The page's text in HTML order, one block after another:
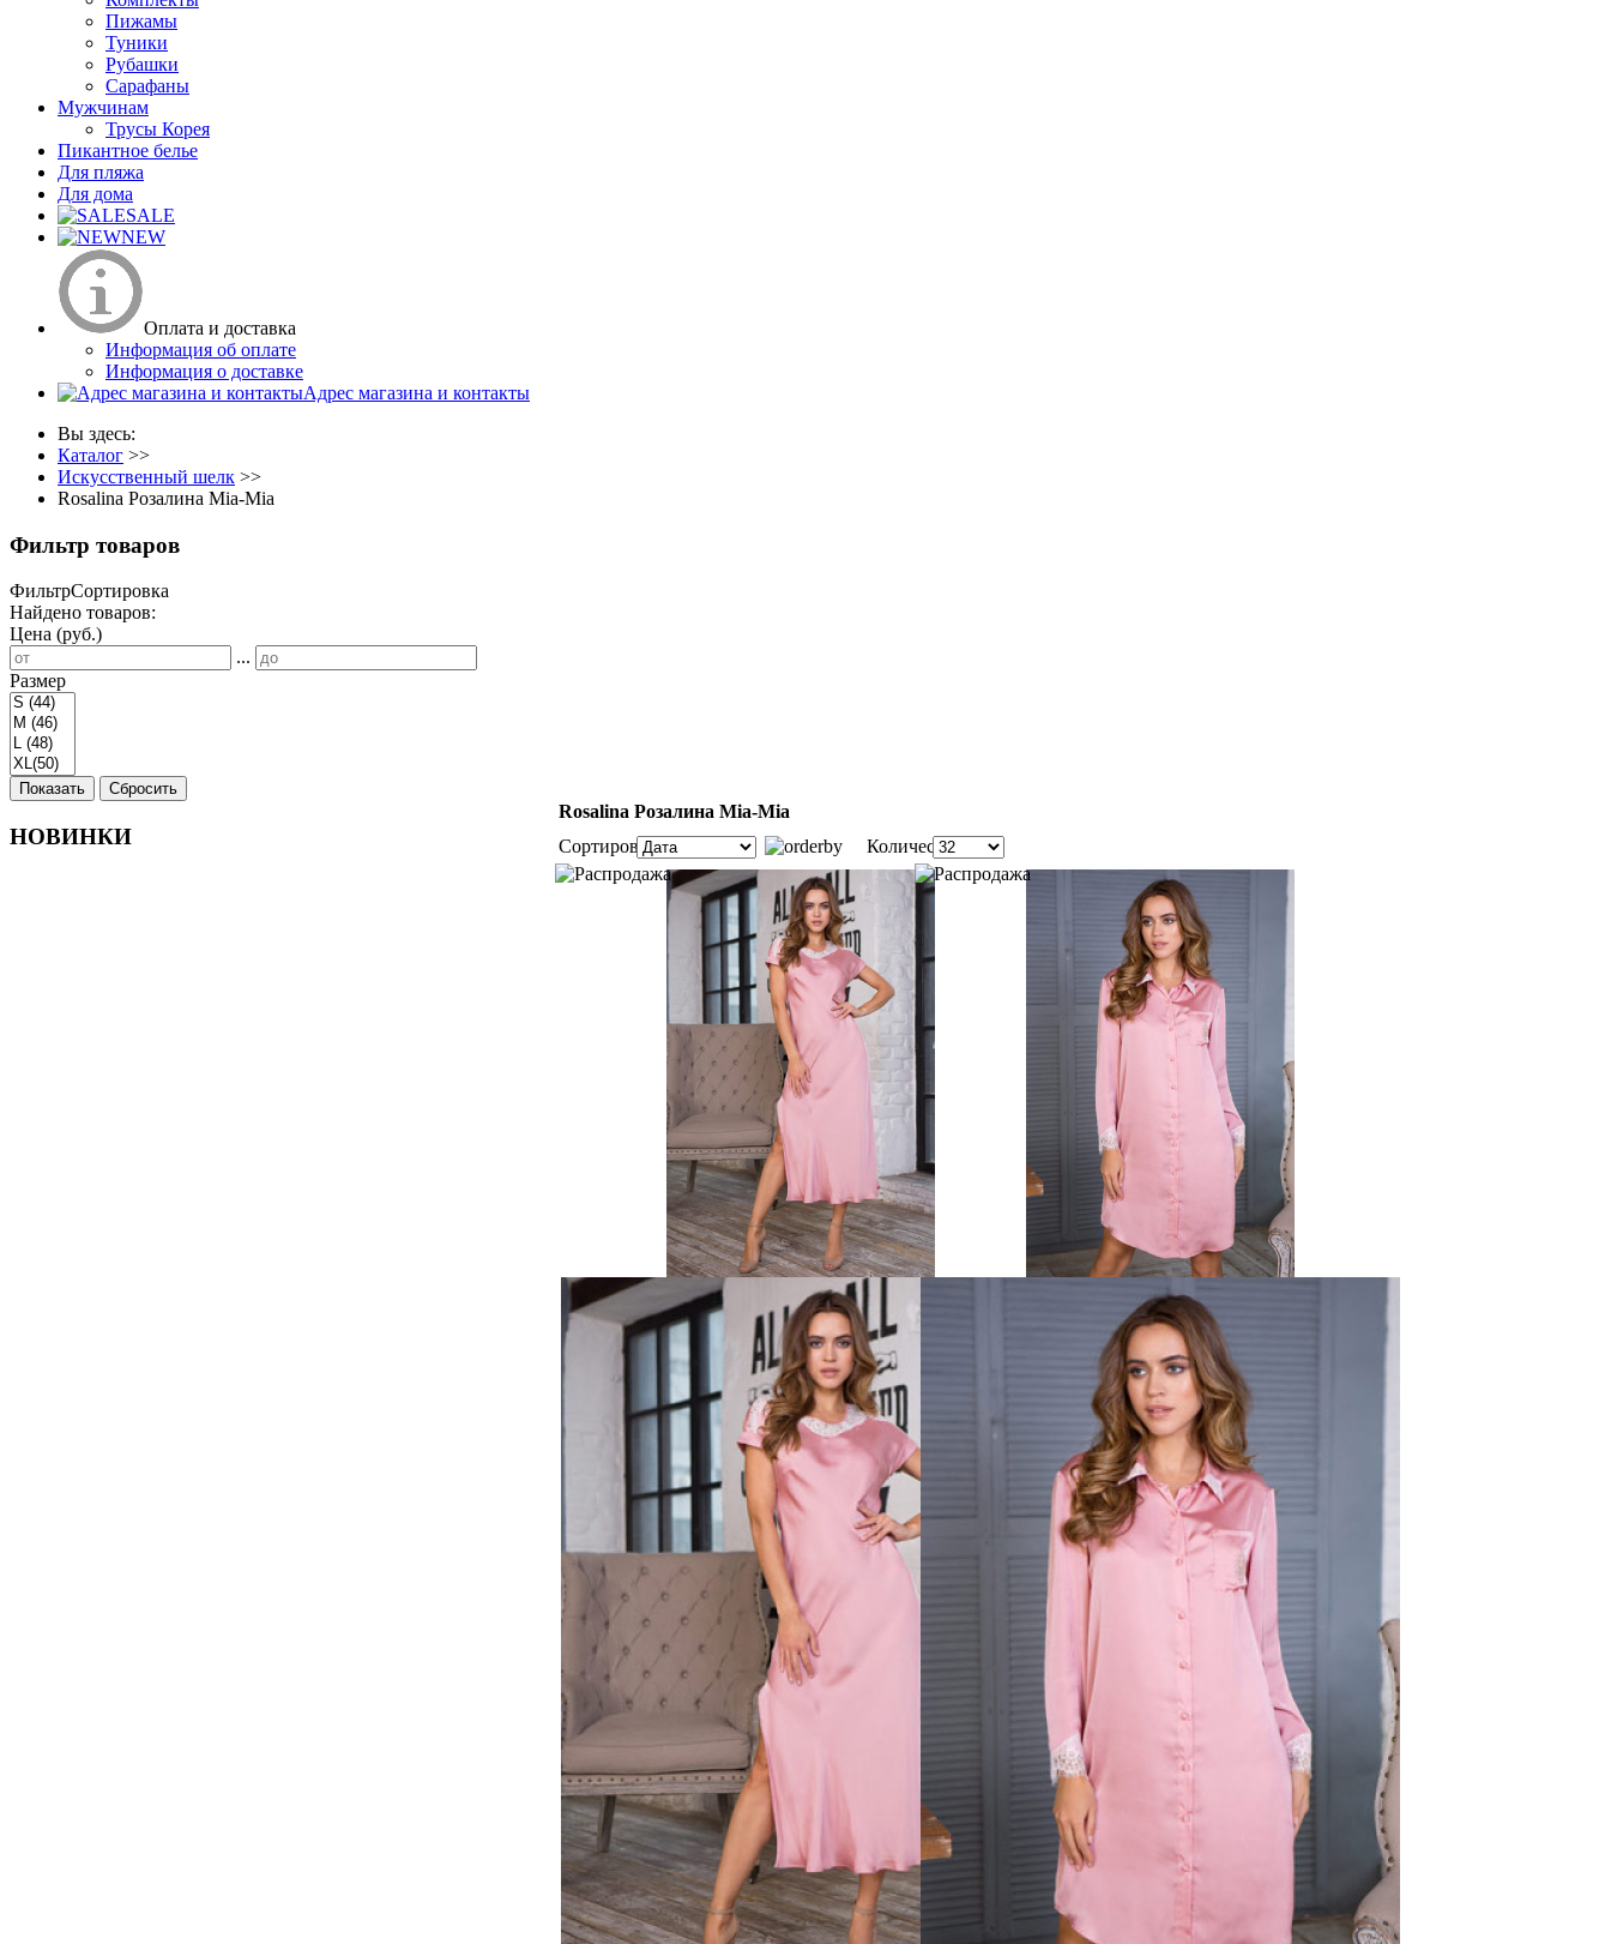
Пижамы
Туники
Рубашки
Сарафаны
Мужчинам
Трусы Корея
Пикантное белье
Для пляжа
Для дома
SALE
NEW
Оплата и доставка
Информация об оплате
Информация о доставке
Адрес магазина и контакты
Вы здесь:
Каталог >>
Искусственный шелк >>
Rosalina Розалина Mia-Mia
Фильтр товаров
ФильтрСортировка
Найдено товаров:
Цена (руб.)
...
Размер
Показать Сбросить
Rosalina Розалина Mia-Mia
Сортировка:
Количество:
НОВИНКИ